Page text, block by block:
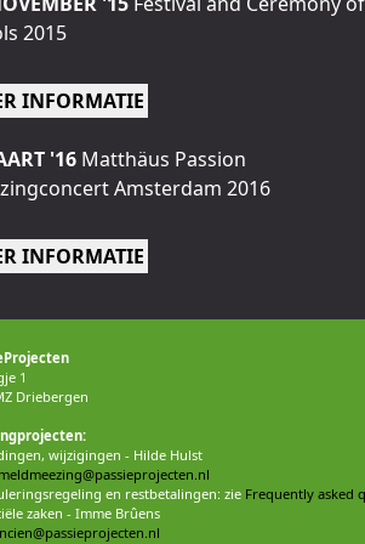
2015
INFORMATIE
'16 Matthäus Passion
Amsterdam 2016
INFORMATIE
1
Driebergen
wijzigingen - Hilde Hulst
en restbetalingen: zie Frequently asked
zaken - Imme Brûens